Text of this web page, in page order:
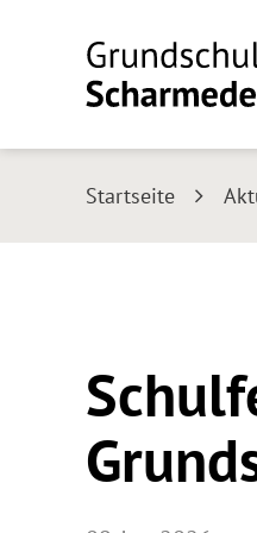
Startseite